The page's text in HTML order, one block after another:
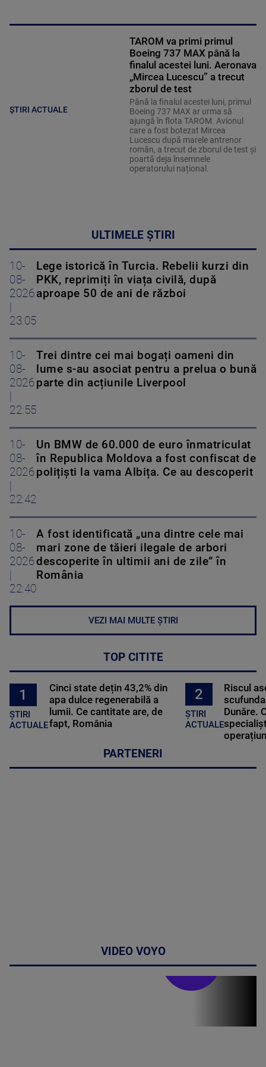
ȘTIRI ACTUALE
TAROM va primi primul
Boeing 737 MAX până la
finalul acestei luni. Aeronava
„Mircea Lucescu” a trecut
zborul de test
Până la finalul acestei luni, primul
Boeing 737 MAX ar urma să
ajungă în flota TAROM. Avionul
care a fost botezat Mircea
Lucescu după marele antrenor
român, a trecut de zborul de test și
poartă deja însemnele
operatorului național.
ULTIMELE ȘTIRI
10-
08-
2026
|
23:05
Lege istorică în Turcia. Rebelii kurzi din
PKK, reprimiți în viața civilă, după
aproape 50 de ani de război
10-
08-
2026
|
22:55
Trei dintre cei mai bogați oameni din
lume s-au asociat pentru a prelua o bună
parte din acțiunile Liverpool
10-
08-
2026
|
22:42
Un BMW de 60.000 de euro înmatriculat
în Republica Moldova a fost confiscat de
polițiști la vama Albița. Ce au descoperit
10-
08-
2026
|
22:40
A fost identificată „una dintre cele mai
mari zone de tăieri ilegale de arbori
descoperite în ultimii ani de zile” în
România
VEZI MAI MULTE ȘTIRI
TOP CITITE
1
ȘTIRI
ACTUALE
Cinci state dețin 43,2% din
apa dulce regenerabilă a
lumii. Ce cantitate are, de
fapt, România
2
ȘTIRI
ACTUALE
Riscul
Dunăre.
PARTENERI
VIDEO VOYO
Stirile PRO TV